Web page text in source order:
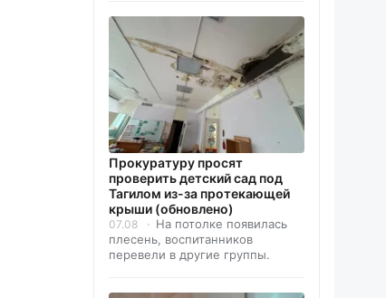
Прокуратуру просят
проверить детский сад под
Тагилом из-за протекающей
крыши (обновлено)
07.08
На потолке появилась
плесень, воспитанников
перевели в другие группы.